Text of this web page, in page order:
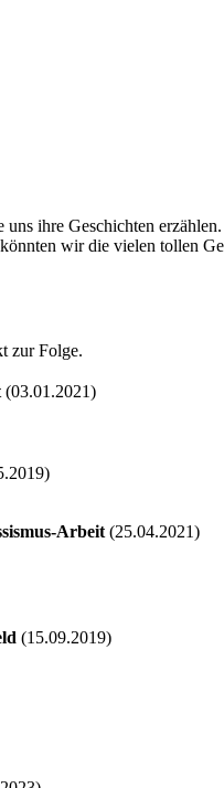
ihre Geschichten
wir die vielen tollen
zur Folge.
(03.01.2021)
Arbeit(25.04.2021)
(15.09.2019)